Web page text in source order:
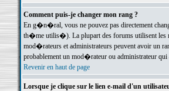
Comment puis-je changer mon rang ?
En g�n�ral, vous ne pouvez pas directement
th�me utilis�). La plupart des forums utilisent les
mod�rateurs et administrateurs peuvent avoir un
probablement un mod�rateur ou administrateur qui
Revenir en haut de page
Lorsque je clique sur le lien e-mail d'un